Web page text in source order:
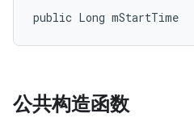
public Long mStartTime
公共构造函数